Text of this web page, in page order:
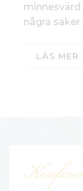
minnesvärd
några
LÄS MER